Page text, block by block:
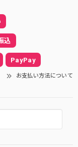
込
PayPay
お支払い方法について